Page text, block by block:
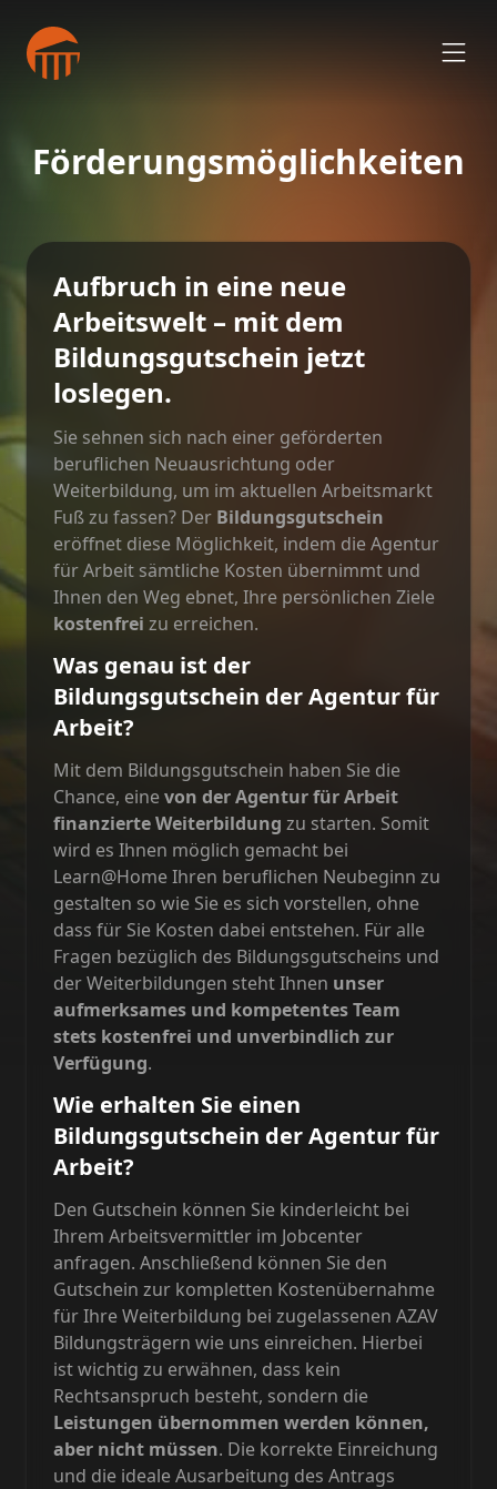
Förderungsmöglichkeiten
Aufbruch in eine neue
Arbeitswelt – mit dem
Bildungsgutschein jetzt
loslegen.
Sie sehnen sich nach einer geförderten
beruflichen Neuausrichtung oder
Weiterbildung, um im aktuellen Arbeitsmarkt
Fuß zu fassen? Der Bildungsgutschein
eröffnet diese Möglichkeit, indem die Agentur
für Arbeit sämtliche Kosten übernimmt und
Ihnen den Weg ebnet, Ihre persönlichen Ziele
kostenfrei zu erreichen.
Was genau ist der
Bildungsgutschein der Agentur für
Arbeit?
Mit dem Bildungsgutschein haben Sie die
Chance, einevon der Agentur für Arbeit
finanzierte Weiterbildung zu starten. Somit
wird es Ihnen möglich gemacht bei
Learn@Home Ihren beruflichen Neubeginn zu
gestalten so wie Sie es sich vorstellen, ohne
dass für Sie Kosten dabei entstehen. Für alle
Fragen bezüglich des Bildungsgutscheins und
der Weiterbildungen steht Ihnen unser
aufmerksames und kompetentes Team
stets kostenfrei und unverbindlich zur
Verfügung.
Wie erhalten Sie einen
Bildungsgutschein der Agentur für
Arbeit?
Den Gutschein können Sie kinderleicht bei
Ihrem Arbeitsvermittler im Jobcenter
anfragen. Anschließend können Sie den
Gutschein zur kompletten Kostenübernahme
für Ihre Weiterbildung bei zugelassenen AZAV
Bildungsträgern wie uns einreichen. Hierbei
ist wichtig zu erwähnen, dass kein
Rechtsanspruch besteht, sondern die
Leistungen übernommen werden können,
aber nicht müssen. Die korrekte Einreichung
und die ideale Ausarbeitung des Antrags